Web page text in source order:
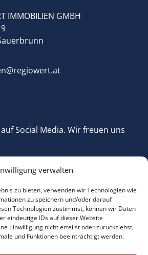
verwalten
zu bieten, verwenden wir Technologien wie
zu speichern und/oder darauf
Technologien zustimmst, können wir Daten
eindeutige IDs auf dieser Website
Einwilligung nicht erteilst oder zurückziehst,
und Funktionen beeinträchtigt werden.
IMMOBILIEN GMBH
Social Media. Wir freuen uns